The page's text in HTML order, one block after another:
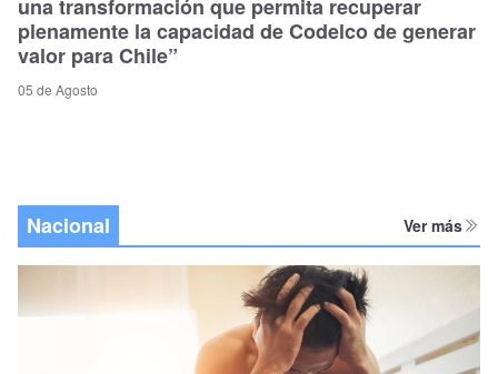
una transformación que permita recuperar
plenamente la capacidad de Codelco de generar
valor para Chile”
05 de Agosto
Nacional Ver más